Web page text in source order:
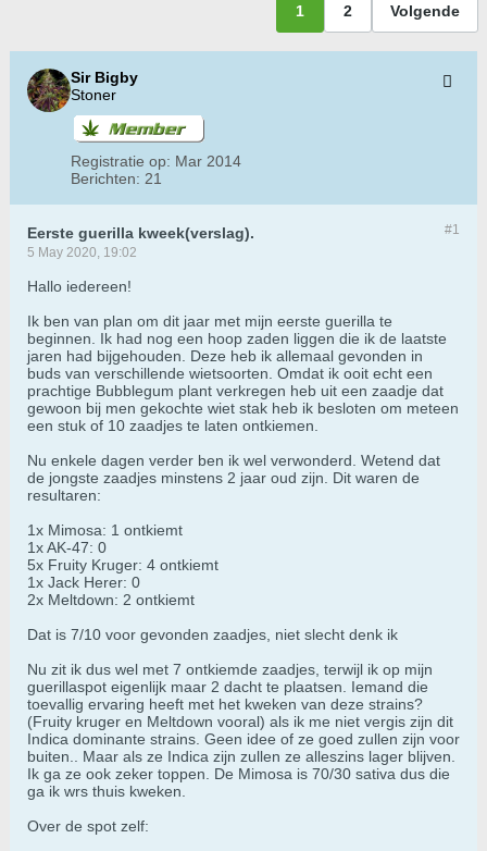
1 2 Volgende
Sir Bigby
Stoner
Registratie op: Mar 2014
Berichten: 21
#1
Eerste guerilla kweek(verslag).
5 May 2020, 19:02
Hallo iedereen!
Ik ben van plan om dit jaar met mijn eerste guerilla te
beginnen. Ik had nog een hoop zaden liggen die ik de laatste
jaren had bijgehouden. Deze heb ik allemaal gevonden in
buds van verschillende wietsoorten. Omdat ik ooit echt een
prachtige Bubblegum plant verkregen heb uit een zaadje dat
gewoon bij men gekochte wiet stak heb ik besloten om meteen
een stuk of 10 zaadjes te laten ontkiemen.
Nu enkele dagen verder ben ik wel verwonderd. Wetend dat
de jongste zaadjes minstens 2 jaar oud zijn. Dit waren de
resultaren:
1x Mimosa: 1 ontkiemt
1x AK-47: 0
5x Fruity Kruger: 4 ontkiemt
1x Jack Herer: 0
2x Meltdown: 2 ontkiemt
Dat is 7/10 voor gevonden zaadjes, niet slecht denk ik
Nu zit ik dus wel met 7 ontkiemde zaadjes, terwijl ik op mijn
guerillaspot eigenlijk maar 2 dacht te plaatsen. Iemand die
toevallig ervaring heeft met het kweken van deze strains?
(Fruity kruger en Meltdown vooral) als ik me niet vergis zijn dit
Indica dominante strains. Geen idee of ze goed zullen zijn voor
buiten.. Maar als ze Indica zijn zullen ze alleszins lager blijven.
Ik ga ze ook zeker toppen. De Mimosa is 70/30 sativa dus die
ga ik wrs thuis kweken.
Over de spot zelf: